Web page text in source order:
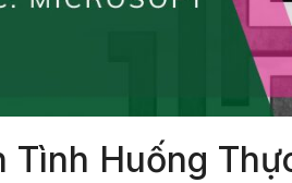
Tình Huống